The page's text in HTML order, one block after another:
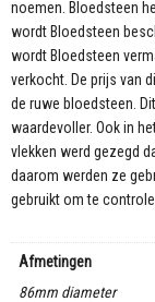
noemen. Bloedsteen
wordt Bloedsteen
wordt Bloedsteen
verkocht. De prijs van
de ruwe bloedsteen.
waardevoller. Ook in
vlekken werd gezegd
daarom werden ze
gebruikt om te
Afmetingen
86mm diameter